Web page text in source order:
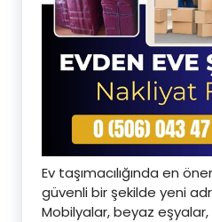
Ev taşımacılığında en
güvenli bir şekilde yeni
Mobilyalar, beyaz eşyalar,